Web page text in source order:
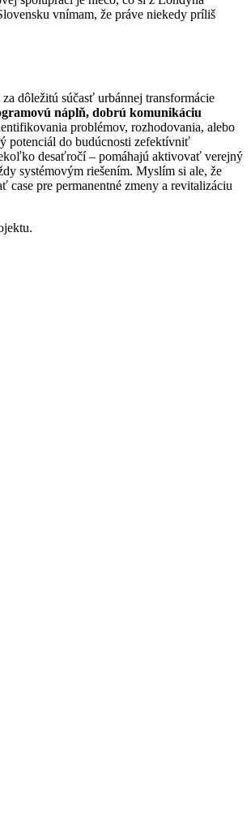
vnímam, že práve niekedy príliš
dôležitú súčasť urbánnej transformácie
náplň, dobrú komunikáciu
problémov, rozhodovania, alebo
potenciál do budúcnosti zefektívniť
desaťročí – pomáhajú aktivovať verejný
systémovým riešením. Myslím si ale, že
pre permanentné zmeny a revitalizáciu